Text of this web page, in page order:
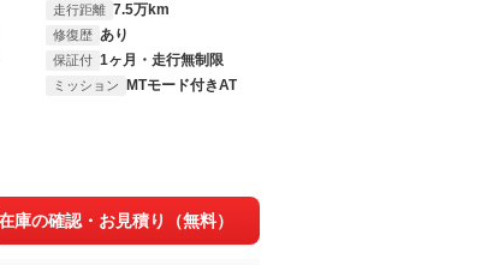
走行距離 7.5万km
修復歴 あり
保証付 1ヶ月・走行無制限
ミッション MTモード付きAT
庫の確認・お見積り（無料）